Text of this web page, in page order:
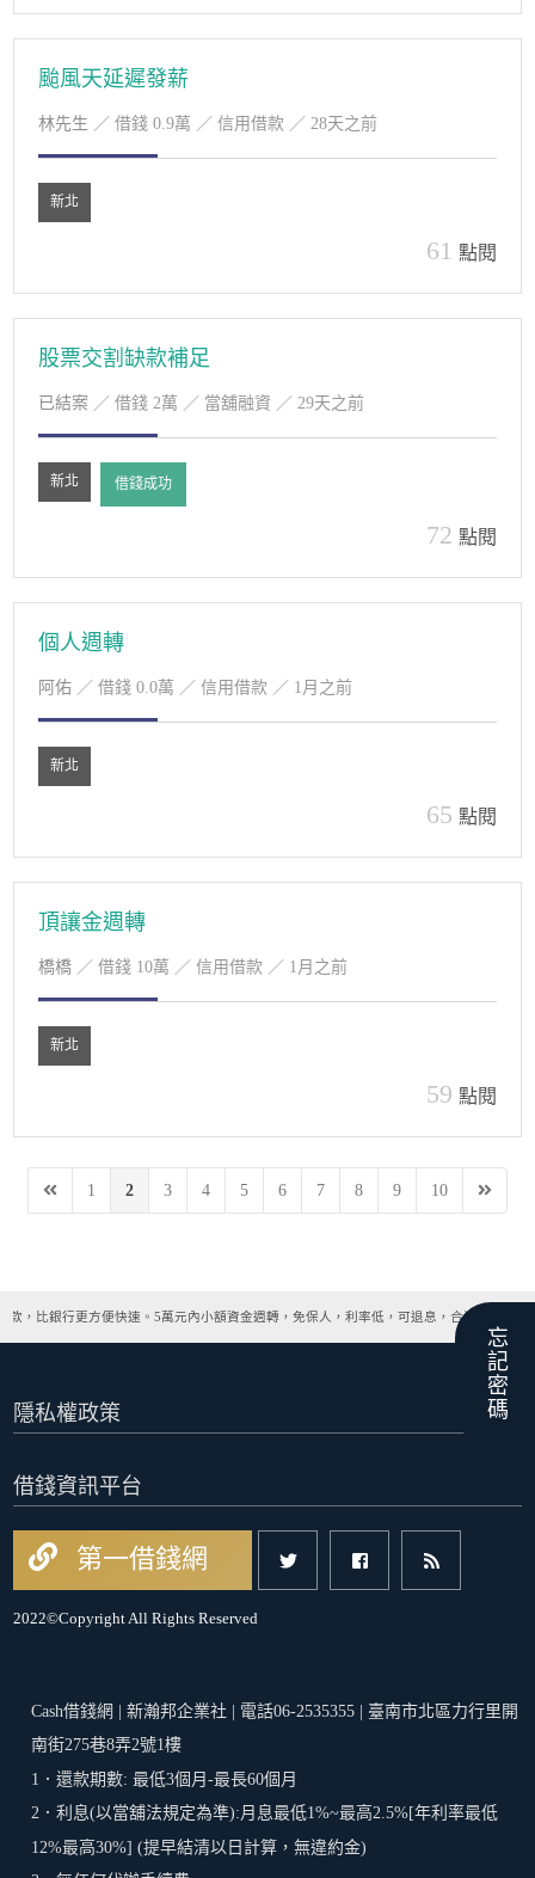
颱風天延遲發薪
林先生 ／ 借錢 0.9萬 ／ 信用借款 ／ 28天之前
新北
61 點閱
股票交割缺款補足
已結案 ／ 借錢 2萬 ／ 當舖融資 ／ 29天之前
新北 借錢成功
72 點閱
個人週轉
阿佑 ／ 借錢 0.0萬 ／ 信用借款 ／ 1月之前
新北
65 點閱
頂讓金週轉
橋橋 ／ 借錢 10萬 ／ 信用借款 ／ 1月之前
新北
59 點閱
1 2 3 4 5 6 7 8 9 10
款，比銀行更方便快速。5萬元內小額資金週轉，免保人，利率低，可退息，合法借款管
隱私權政策
借錢資訊平台
第一借錢網
2022©Copyright All Rights Reserved
Cash借錢網 | 新瀚邦企業社 | 電話06-2535355 | 臺南市北區力行里開
南街275巷8弄2號1樓
1．還款期數: 最低3個月-最長60個月
2．利息(以當舖法規定為準):月息最低1%~最高2.5%[年利率最低
12%最高30%] (提早結清以日計算，無違約金)
忘記密碼